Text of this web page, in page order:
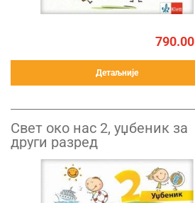
790.00
Детаљније
Свет око нас 2, уџбеник за
други разред